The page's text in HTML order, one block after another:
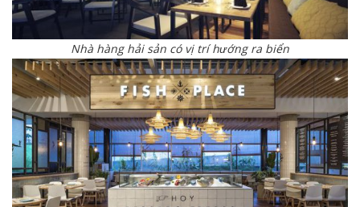
Nhà hàng hải sản có vị trí hướng ra biển